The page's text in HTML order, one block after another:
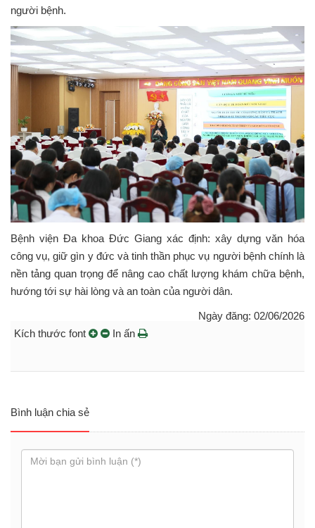
người bệnh.
Bệnh viện Đa khoa Đức Giang xác định: xây dựng văn hóa
công vụ, giữ gìn y đức và tinh thần phục vụ người bệnh chính là
nền tảng quan trọng để nâng cao chất lượng khám chữa bệnh,
hướng tới sự hài lòng và an toàn của người dân.
Ngày đăng: 02/06/2026
Kích thước font
In ấn
Bình luận chia sẻ